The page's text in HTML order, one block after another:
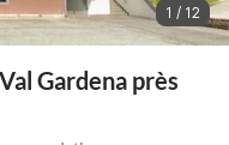
1 / 12
Gardena près